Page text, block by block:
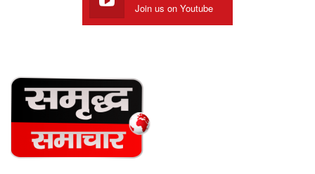
Join us on Youtube